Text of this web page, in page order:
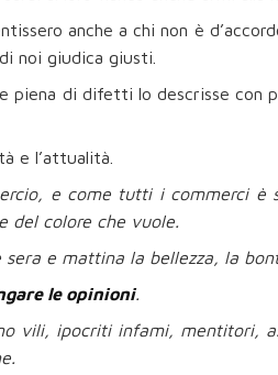
anche a chi non è
noi giudica giusti.
piena di difetti lo descrisse con
e l’attualità.
e come tutti i commerci è
del colore che vuole.
e mattina la bellezza, la
le opinioni.
vili, ipocriti infami, mentitori,